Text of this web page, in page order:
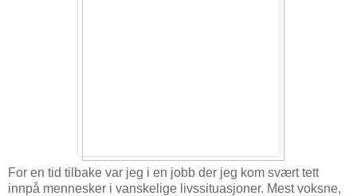
For en tid tilbake var jeg i en jobb der jeg kom svært tett
innpå mennesker i vanskelige livssituasjoner. Mest voksne,